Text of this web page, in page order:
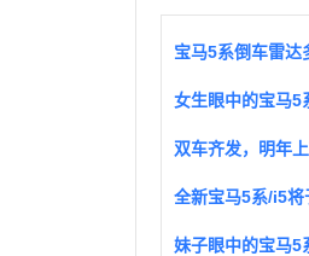
宝马5系倒车雷达
女生眼中的宝马5
双车齐发，明年
妹子眼中的宝马5